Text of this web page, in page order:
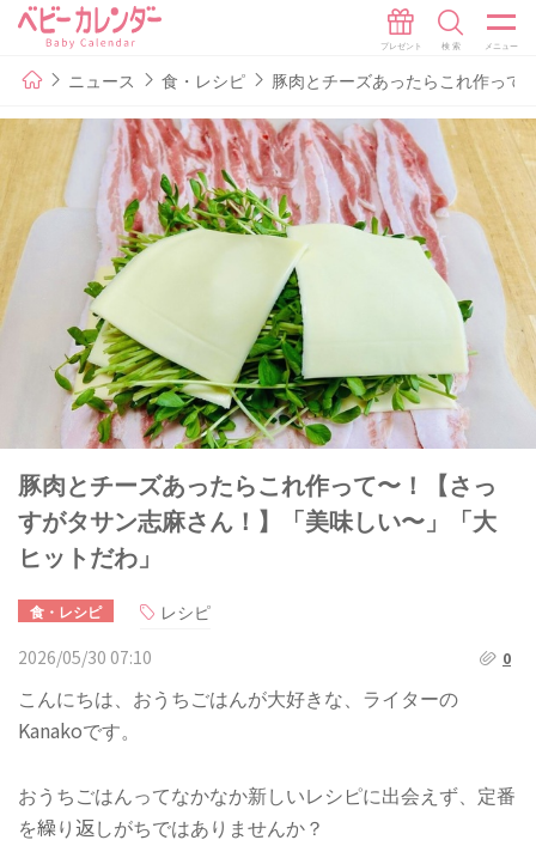
ニュース 食・レシピ 豚肉とチーズあったらこれ作って
豚肉とチーズあったらこれ作って〜！【さっ
すがタサン志麻さん！】「美味しい〜」「大
ヒットだわ」
食・レシピ
レシピ
2026/05/30 07:10
0
こんにちは、おうちごはんが大好きな、ライターの
Kanakoです。
おうちごはんってなかなか新しいレシピに出会えず、定番
を繰り返しがちではありませんか？